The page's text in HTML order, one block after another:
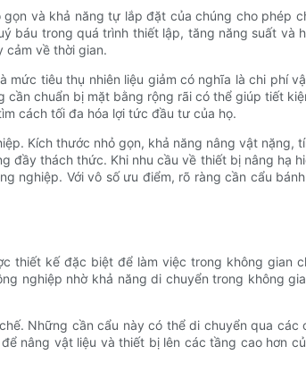
và khả năng tự lắp đặt của chúng cho phép
báu trong quá trình thiết lập, tăng năng suất và
cảm về thời gian.
tiêu thụ nhiên liệu giảm có nghĩa là chi phí
chuẩn bị mặt bằng rộng rãi có thể giúp tiết
cách tối đa hóa lợi tức đầu tư của họ.
Kích thước nhỏ gọn, khả năng nâng vật nặng,
đầy thách thức. Khi nhu cầu về thiết bị nâng hạ
Với vô số ưu điểm, rõ ràng cần cẩu
thiết kế đặc biệt để làm việc trong không gian
nghiệp nhờ khả năng di chuyển trong không
Những cần cẩu này có thể di chuyển qua
nâng vật liệu và thiết bị lên các tầng cao hơn